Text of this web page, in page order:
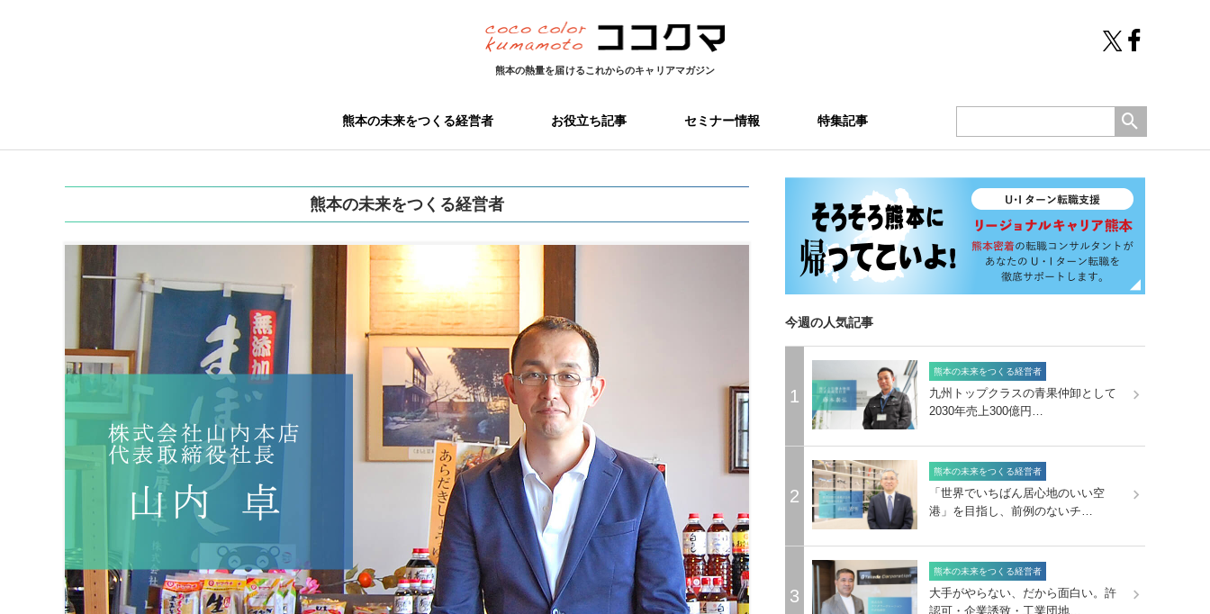
熊本の熱量を届けるこれからのキャリアマガジン
熊本の未来をつくる経営者 お役立ち記事 セミナー情報 特集記事
熊本の未来をつくる経営者
今週の人気記事
1
熊本の未来をつくる経営者
九州トップクラスの青果仲卸として
2030年売上300億円…
2
熊本の未来をつくる経営者
「世界でいちばん居心地のいい空
港」を目指し、前例のないチ…
3
熊本の未来をつくる経営者
大手がやらない、だから面白い。許
認可・企業誘致・工業団地…